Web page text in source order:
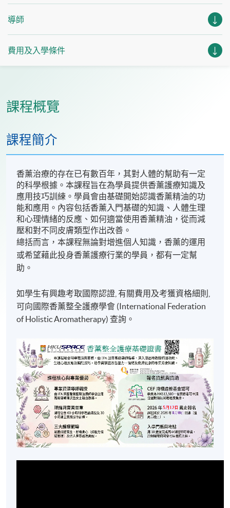
導師
費用及入學條件
課程概覽
課程簡介
香薰治療的存在已有數百年，其對人體的幫助有一定
的科學根據。本課程旨在為學員提供香薰護療知識及
應用技巧訓練。學員會由基礎開始認識香薰精油的功
能和應用。內容包括香薰入門基礎的知識、人體生理
和心理情緒的反應、如何適當使用香薰精油，從而減
壓和對不同皮膚類型作出改善。
總括而言，本課程無論對增進個人知識，香薰的運用
或希望藉此投身香薰護療行業的學員，都有一定幫
助。
如學生有興趣考取國際認證, 有關費用及考獲資格細則,
可向國際香薰整全護療學會 (International Federation
of Holistic Aromatherapy) 查詢。